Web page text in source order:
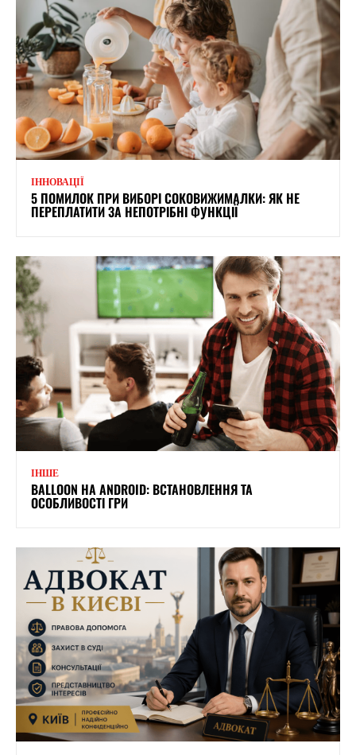
ІННОВАЦІЇ
5 ПОМИЛОК ПРИ ВИБОРІ СОКОВИЖИМАЛКИ: ЯК НЕ
ПЕРЕПЛАТИТИ ЗА НЕПОТРІБНІ ФУНКЦІЇ
ІНШЕ
BALLOON НА ANDROID: ВСТАНОВЛЕННЯ ТА
ОСОБЛИВОСТІ ГРИ